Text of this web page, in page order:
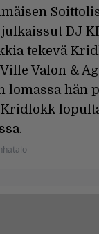
DJ
tekevä
Valon &
lomassa hän